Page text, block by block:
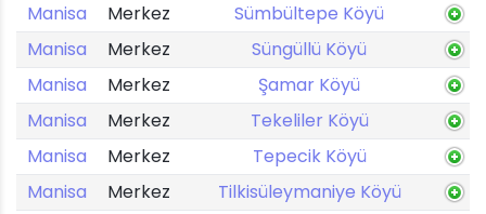
Manisa
Merkez
Sümbültepe Köyü
Manisa
Merkez
Süngüllü Köyü
Manisa
Merkez
Şamar Köyü
Manisa
Merkez
Tekeliler Köyü
Manisa
Merkez
Tepecik Köyü
Manisa
Merkez
Tilkisüleymaniye Köyü